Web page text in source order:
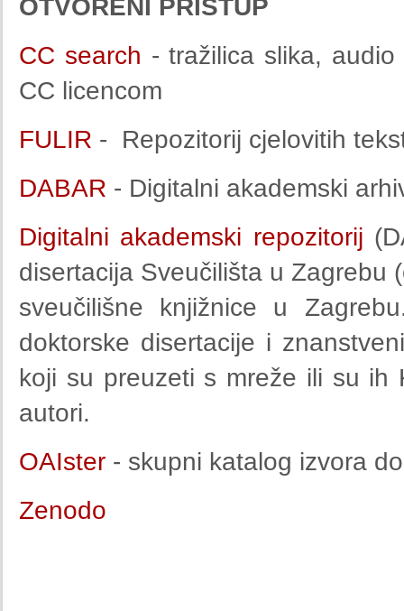
OTVORENI PRISTUP
CC search - tražilica slika,
CC licencom
FULIR - Repozitorij cjelovitih
DABAR - Digitalni akademski
Digitalni akademski repozitorij
disertacija Sveučilišta u Zagrebu
sveučilišne knjižnice u
doktorske disertacije i
koji su preuzeti s mreže ili su ih
autori.
OAIster - skupni katalog izvora
Zenodo